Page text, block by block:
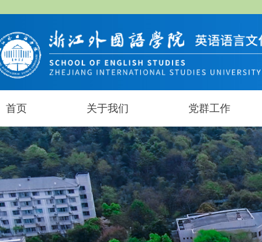
首页 关于我们 党群工作